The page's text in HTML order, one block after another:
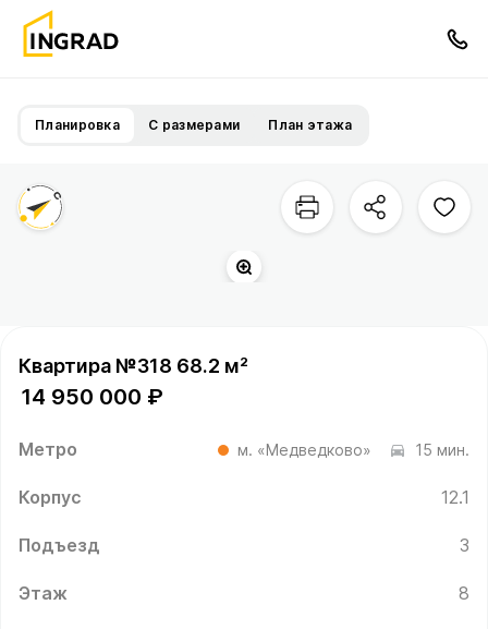
Планировка С размерами План этажа
Квартира №318 68.2 м²
14 950 000 ₽
Метро м. «Медведково» 15 мин.
Корпус 12.1
Подъезд 3
Этаж 8